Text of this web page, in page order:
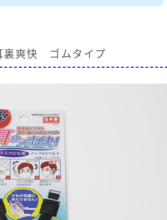
裏爽快 ゴムタイプ